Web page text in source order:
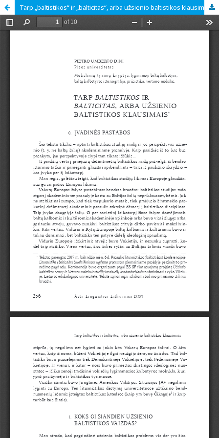
Tarp „baltistikos“ ir „balticitas“, arba užsienio baltistikos klausimais